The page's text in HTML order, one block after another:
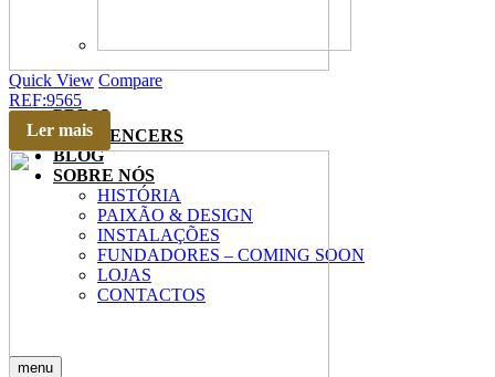
PRESS
INFLUENCERS
BLOG
SOBRE NÓS
HISTÓRIA
PAIXÃO & DESIGN
INSTALAÇÕES
FUNDADORES – COMING SOON
LOJAS
CONTACTOS
menu
Quick View Compare
REF:9565
Ler mais